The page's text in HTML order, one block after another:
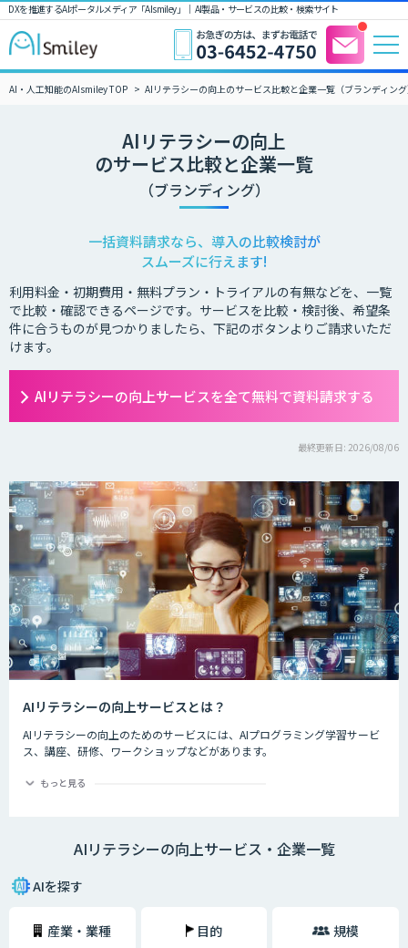
DXを推進するAIポータルメディア「AIsmiley」｜ AI製品・サービスの比較・検索サイト
AI・人工知能のAIsmiley TOP AIリテラシーの向上のサービス比較と企業一覧（ブランディン
AIリテラシーの向上
のサービス比較と企業一覧
（ブランディング）
一括資料請求なら、導入の比較検討が
スムーズに行えます!
利用料金・初期費用・無料プラン・トライアルの有無などを、一覧
で比較・確認できるページです。サービスを比較・検討後、希望条
件に合うものが見つかりましたら、下記のボタンよりご請求いただ
けます。
AIリテラシーの向上サービスを全て無料で資料請求する
最終更新日: 2026/08/06
AIリテラシーの向上サービスとは？
AIリテラシーの向上のためのサービスには、AIプログラミング学習サービ
ス、講座、研修、ワークショップなどがあります。
情報処理推進機構の調べでは、AI人材の獲得・確保状況についてIT企業の
しています。 AIを扱えるエンジニアがいない、AIを導入するプロジェクト
するには、チームのAIリテラシー向上が大切です。
もっと見る
AIリテラシーの向上サービス・企業一覧
AIを探す
産業・業種 目的 規模